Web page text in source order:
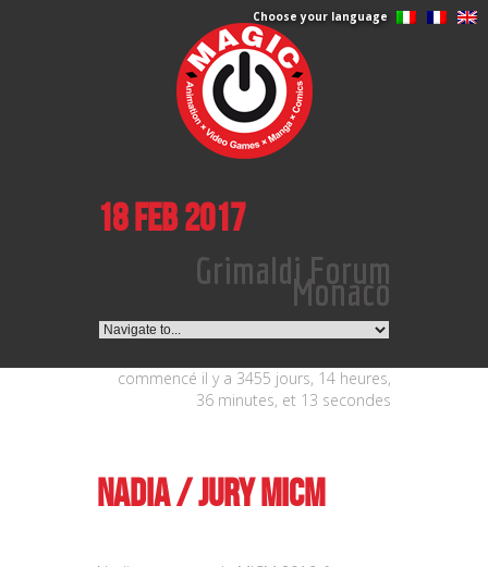
Choose your language
18 feb 2017
Grimaldi Forum
Monaco
commencé il y a 3455 jours, 14 heures,
36 minutes, et 13 secondes
Nadia / Jury MICM